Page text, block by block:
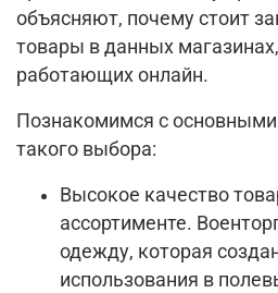
объясняют, почему стоит
товары в данных
работающих онлайн.
Познакомимся с
такого выбора:
Высокое качество
ассортименте.
одежду, которая
использования в